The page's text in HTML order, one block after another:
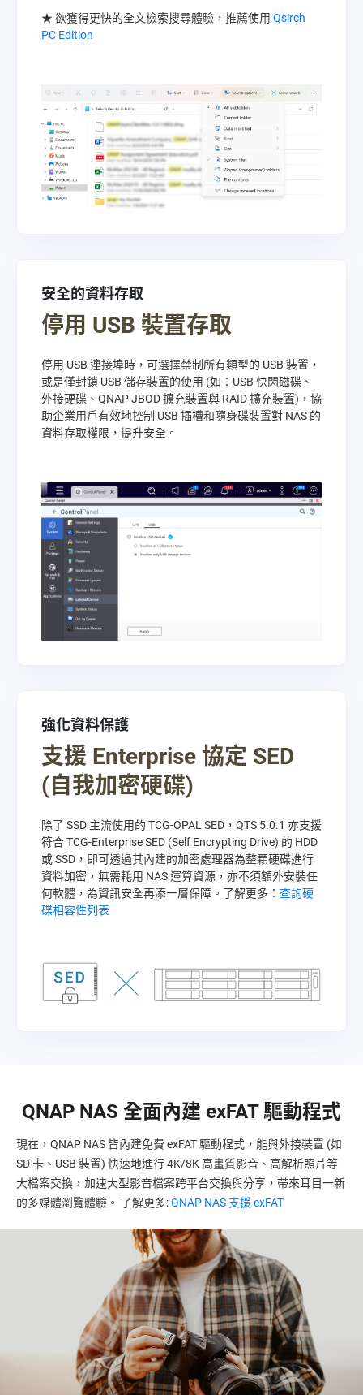
★ 欲獲得更快的全文檢索搜尋體驗，推薦使用 Qsirch
PC Edition
安全的資料存取
停用 USB 裝置存取
停用 USB 連接埠時，可選擇禁制所有類型的 USB 裝置，
或是僅封鎖 USB 儲存裝置的使用 (如：USB 快閃磁碟、
外接硬碟、QNAP JBOD 擴充裝置與 RAID 擴充裝置)，協
助企業用戶有效地控制 USB 插槽和隨身碟裝置對 NAS 的
資料存取權限，提升安全。
強化資料保護
支援 Enterprise 協定 SED
(自我加密硬碟)
除了 SSD 主流使用的 TCG-OPAL SED，QTS 5.0.1 亦支援
符合 TCG-Enterprise SED (Self Encrypting Drive) 的 HDD
或 SSD，即可透過其內建的加密處理器為整顆硬碟進行
資料加密，無需耗用 NAS 運算資源，亦不須額外安裝任
何軟體，為資訊安全再添一層保障。了解更多： 查詢硬
碟相容性列表
QNAP NAS 全面內建 exFAT 驅動程式
現在，QNAP NAS 皆內建免費 exFAT 驅動程式，能與外接裝置 (如
SD 卡、USB 裝置) 快速地進行 4K/8K 高畫質影音、高解析照片等
大檔案交換，加速大型影音檔案跨平台交換與分享，帶來耳目一新
的多媒體瀏覽體驗。 了解更多:QNAP NAS 支援 exFAT